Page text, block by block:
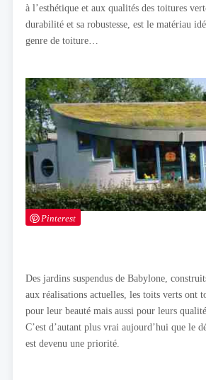
à l’esthétique et aux qualités des toitures
durabilité et sa robustesse, est le matériau
genre de toiture…
Pinterest
Des jardins suspendus de Babylone,
aux réalisations actuelles, les toits verts ont
pour leur beauté mais aussi pour leurs
C’est d’autant plus vrai aujourd’hui que le
est devenu une priorité.